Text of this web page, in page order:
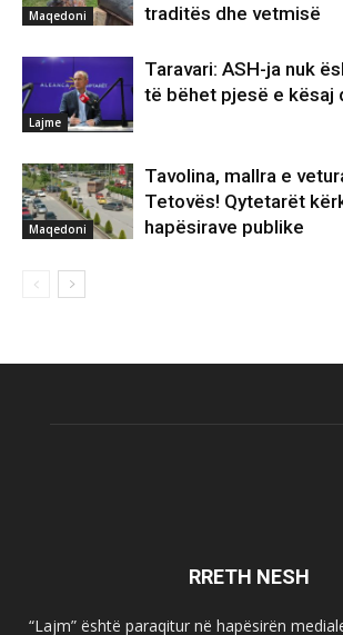
Maqedoni
traditës dhe vetmisë
Lajme
Taravari: ASH-ja nuk
të bëhet pjesë e kësaj
Maqedoni
Tavolina, mallra e
Tetovës! Qytetarët
hapësirave publike
RRETH NESH
“Lajm” është paraqitur në hapësirën